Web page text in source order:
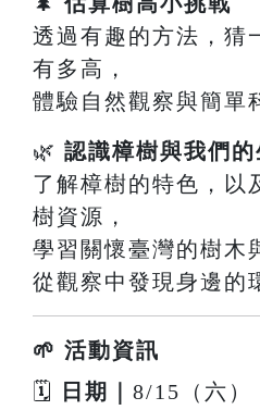
透過有趣的方法，猜
有多高，
體驗自然觀察與簡單
🌿 認識樟樹與我們的
了解樟樹的特色，以
樹資源，
學習關懷臺灣的樹木
從觀察中發現身邊的
🌱 活動資訊
🗓
日期｜ 8/15（六）